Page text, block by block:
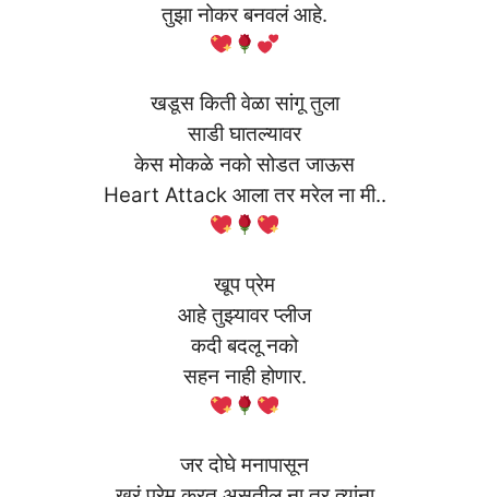
तुझा नोकर बनवलं आहे.
खडूस किती वेळा सांगू तुला
साडी घातल्यावर
केस मोकळे नको सोडत जाऊस
Heart Attack आला तर मरेल ना मी..
खूप प्रेम
आहे तुझ्यावर प्लीज
कदी बदलू नको
सहन नाही होणार.
जर दोघे मनापासून